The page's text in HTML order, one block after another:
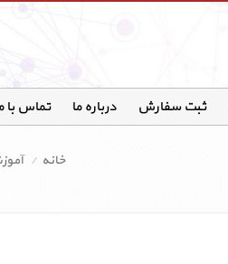
ثبت سفارش درباره ما تماس با
خانه